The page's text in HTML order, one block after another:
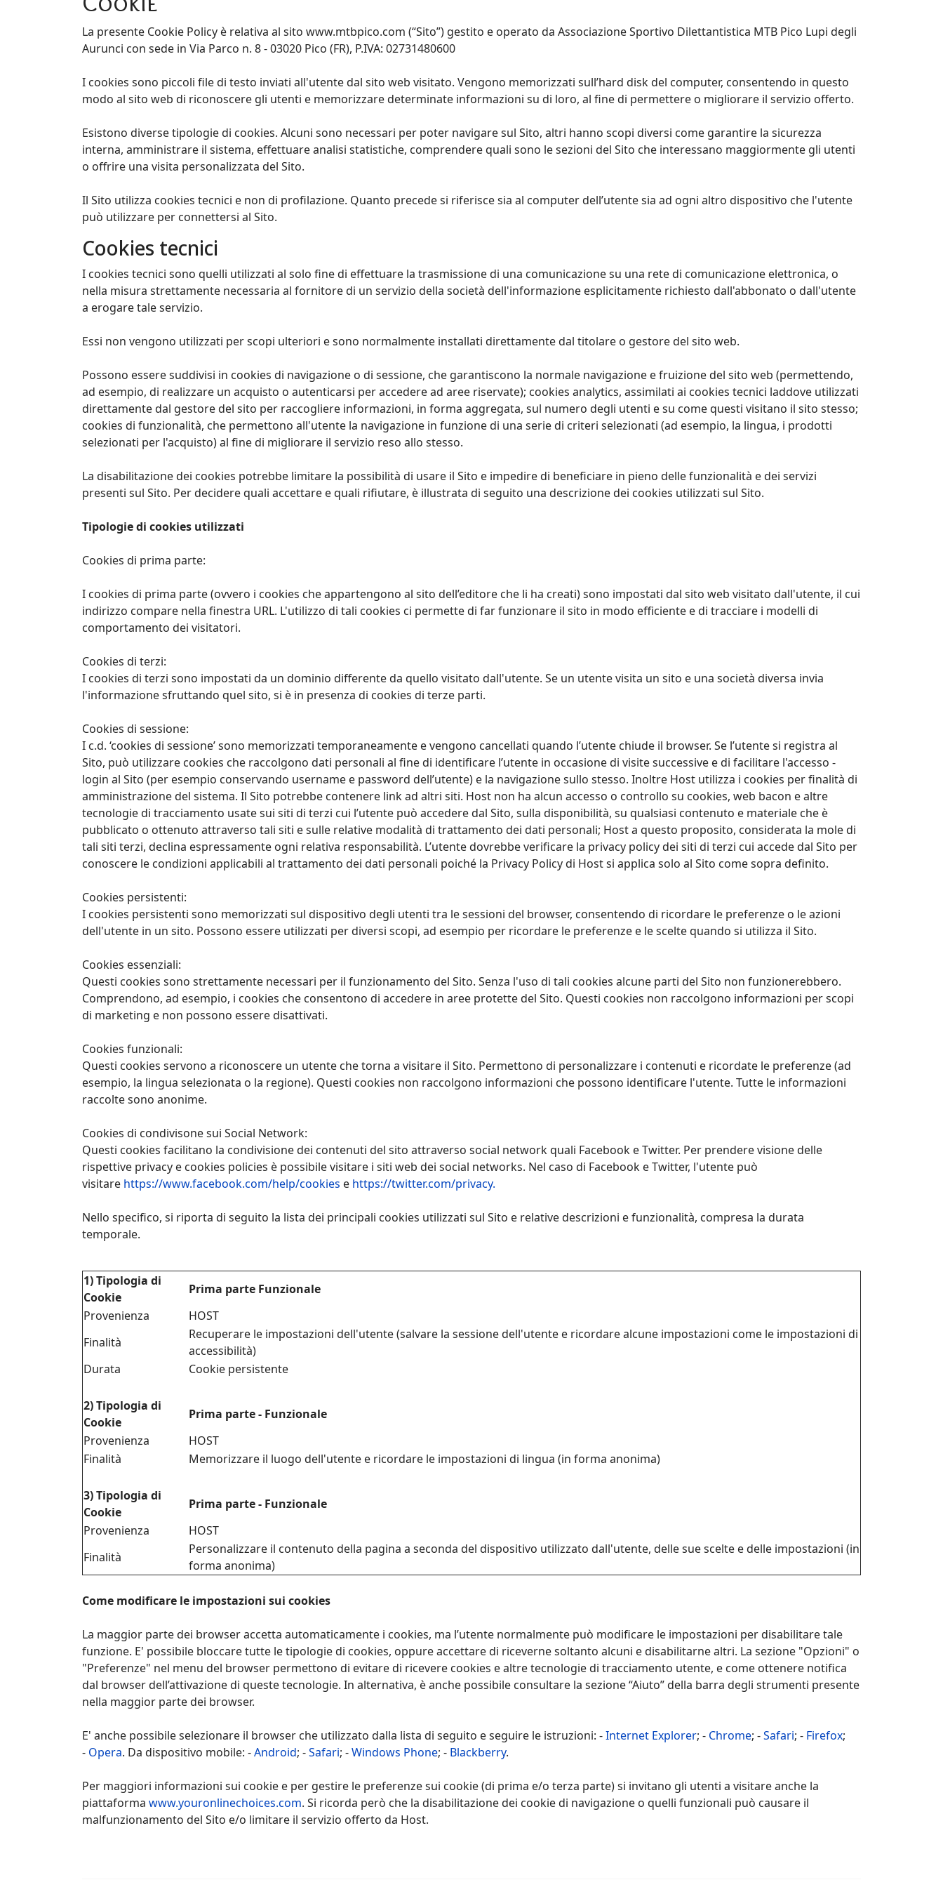
La presente Cookie Policy è relativa al sito www.mtbpico.com (“Sito”) gestito e operato da Associazione Sportivo Dilettantistica MTB Pico Lupi degli
Aurunci con sede in Via Parco n. 8 - 03020 Pico (FR), P.IVA: 02731480600
I cookies sono piccoli file di testo inviati all'utente dal sito web visitato. Vengono memorizzati sull’hard disk del computer, consentendo in questo
modo al sito web di riconoscere gli utenti e memorizzare determinate informazioni su di loro, al fine di permettere o migliorare il servizio offerto.
Esistono diverse tipologie di cookies. Alcuni sono necessari per poter navigare sul Sito, altri hanno scopi diversi come garantire la sicurezza
interna, amministrare il sistema, effettuare analisi statistiche, comprendere quali sono le sezioni del Sito che interessano maggiormente gli utenti
o offrire una visita personalizzata del Sito.
Il Sito utilizza cookies tecnici e non di profilazione. Quanto precede si riferisce sia al computer dell’utente sia ad ogni altro dispositivo che l'utente
può utilizzare per connettersi al Sito.
Cookies tecnici
I cookies tecnici sono quelli utilizzati al solo fine di effettuare la trasmissione di una comunicazione su una rete di comunicazione elettronica, o
nella misura strettamente necessaria al fornitore di un servizio della società dell'informazione esplicitamente richiesto dall'abbonato o dall'utente
a erogare tale servizio.
Essi non vengono utilizzati per scopi ulteriori e sono normalmente installati direttamente dal titolare o gestore del sito web.
Possono essere suddivisi in cookies di navigazione o di sessione, che garantiscono la normale navigazione e fruizione del sito web (permettendo,
ad esempio, di realizzare un acquisto o autenticarsi per accedere ad aree riservate); cookies analytics, assimilati ai cookies tecnici laddove utilizzati
direttamente dal gestore del sito per raccogliere informazioni, in forma aggregata, sul numero degli utenti e su come questi visitano il sito stesso;
cookies di funzionalità, che permettono all'utente la navigazione in funzione di una serie di criteri selezionati (ad esempio, la lingua, i prodotti
selezionati per l'acquisto) al fine di migliorare il servizio reso allo stesso.
La disabilitazione dei cookies potrebbe limitare la possibilità di usare il Sito e impedire di beneficiare in pieno delle funzionalità e dei servizi
presenti sul Sito. Per decidere quali accettare e quali rifiutare, è illustrata di seguito una descrizione dei cookies utilizzati sul Sito.
Tipologie di cookies utilizzati
Cookies di prima parte:
I cookies di prima parte (ovvero i cookies che appartengono al sito dell’editore che li ha creati) sono impostati dal sito web visitato dall'utente, il cui
indirizzo compare nella finestra URL. L'utilizzo di tali cookies ci permette di far funzionare il sito in modo efficiente e di tracciare i modelli di
comportamento dei visitatori.
Cookies di terzi:
I cookies di terzi sono impostati da un dominio differente da quello visitato dall'utente. Se un utente visita un sito e una società diversa invia
l'informazione sfruttando quel sito, si è in presenza di cookies di terze parti.
Cookies di sessione:
I c.d. ‘cookies di sessione’ sono memorizzati temporaneamente e vengono cancellati quando l’utente chiude il browser. Se l’utente si registra al
Sito, può utilizzare cookies che raccolgono dati personali al fine di identificare l’utente in occasione di visite successive e di facilitare l'accesso -
login al Sito (per esempio conservando username e password dell’utente) e la navigazione sullo stesso. Inoltre Host utilizza i cookies per finalità di
amministrazione del sistema. Il Sito potrebbe contenere link ad altri siti. Host non ha alcun accesso o controllo su cookies, web bacon e altre
tecnologie di tracciamento usate sui siti di terzi cui l’utente può accedere dal Sito, sulla disponibilità, su qualsiasi contenuto e materiale che è
pubblicato o ottenuto attraverso tali siti e sulle relative modalità di trattamento dei dati personali; Host a questo proposito, considerata la mole di
tali siti terzi, declina espressamente ogni relativa responsabilità. L’utente dovrebbe verificare la privacy policy dei siti di terzi cui accede dal Sito per
conoscere le condizioni applicabili al trattamento dei dati personali poiché la Privacy Policy di Host si applica solo al Sito come sopra definito.
Cookies persistenti:
I cookies persistenti sono memorizzati sul dispositivo degli utenti tra le sessioni del browser, consentendo di ricordare le preferenze o le azioni
dell'utente in un sito. Possono essere utilizzati per diversi scopi, ad esempio per ricordare le preferenze e le scelte quando si utilizza il Sito.
Cookies essenziali:
Questi cookies sono strettamente necessari per il funzionamento del Sito. Senza l'uso di tali cookies alcune parti del Sito non funzionerebbero.
Comprendono, ad esempio, i cookies che consentono di accedere in aree protette del Sito. Questi cookies non raccolgono informazioni per scopi
di marketing e non possono essere disattivati.
Cookies funzionali:
Questi cookies servono a riconoscere un utente che torna a visitare il Sito. Permettono di personalizzare i contenuti e ricordate le preferenze (ad
esempio, la lingua selezionata o la regione). Questi cookies non raccolgono informazioni che possono identificare l'utente. Tutte le informazioni
raccolte sono anonime.
Cookies di condivisone sui Social Network:
Questi cookies facilitano la condivisione dei contenuti del sito attraverso social network quali Facebook e Twitter. Per prendere visione delle
rispettive privacy e cookies policies è possibile visitare i siti web dei social networks. Nel caso di Facebook e Twitter, l'utente può
visitare https://www.facebook.com/help/cookies e https://twitter.com/privacy.
Nello specifico, si riporta di seguito la lista dei principali cookies utilizzati sul Sito e relative descrizioni e funzionalità, compresa la durata
temporale.
1) Tipologia di
Cookie
Prima parte Funzionale
Provenienza
HOST
Finalità
Recuperare le impostazioni dell'utente (salvare la sessione dell'utente e ricordare alcune impostazioni come le impostazioni di
accessibilità)
Durata
Cookie persistente
2) Tipologia di
Cookie
Prima parte - Funzionale
Provenienza
HOST
Finalità
Memorizzare il luogo dell'utente e ricordare le impostazioni di lingua (in forma anonima)
3) Tipologia di
Cookie
Prima parte - Funzionale
Provenienza
HOST
Finalità
Personalizzare il contenuto della pagina a seconda del dispositivo utilizzato dall'utente, delle sue scelte e delle impostazioni (in
forma anonima)
Come modificare le impostazioni sui cookies
La maggior parte dei browser accetta automaticamente i cookies, ma l’utente normalmente può modificare le impostazioni per disabilitare tale
funzione. E' possibile bloccare tutte le tipologie di cookies, oppure accettare di riceverne soltanto alcuni e disabilitarne altri. La sezione "Opzioni" o
"Preferenze" nel menu del browser permettono di evitare di ricevere cookies e altre tecnologie di tracciamento utente, e come ottenere notifica
dal browser dell’attivazione di queste tecnologie. In alternativa, è anche possibile consultare la sezione “Aiuto” della barra degli strumenti presente
nella maggior parte dei browser.
E' anche possibile selezionare il browser che utilizzato dalla lista di seguito e seguire le istruzioni: -Internet Explorer; - Chrome; -Safari; - Firefox;
- Opera. Da dispositivo mobile: -Android; -Safari; -Windows Phone; - Blackberry.
Per maggiori informazioni sui cookie e per gestire le preferenze sui cookie (di prima e/o terza parte) si invitano gli utenti a visitare anche la
piattaforma www.youronlinechoices.com. Si ricorda però che la disabilitazione dei cookie di navigazione o quelli funzionali può causare il
malfunzionamento del Sito e/o limitare il servizio offerto da Host.